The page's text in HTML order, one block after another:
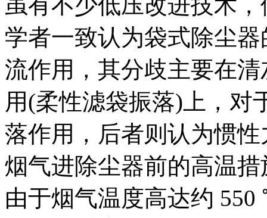
虽有不少低压改进技术
学者一致认为袋式除尘
流作用，其分歧主要在
用(柔性滤袋振落)上，对
落作用，后者则认为惯
烟气进除尘器前的高温措
由于烟气温度高达约